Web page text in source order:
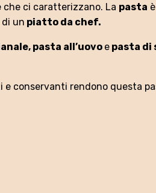
che ci caratterizzano. La pasta
un piatto da chef.
pasta all’uovo e pasta di
e conservanti rendono questa